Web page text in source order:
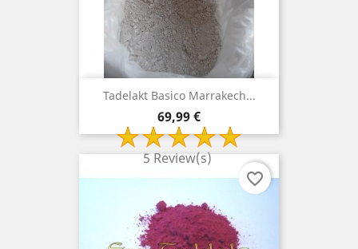
Tadelakt Basico Marrakech...
Prix
69,99 €
5 Review(s)
favorite_border